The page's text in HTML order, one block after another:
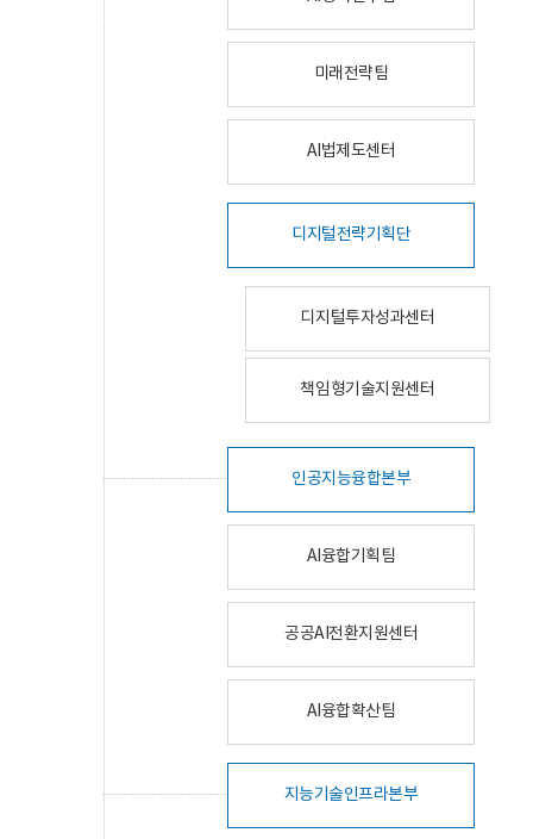
미래전략팀
AI법제도센터
디지털전략기획단
디지털투자성과센터
책임형기술지원센터
인공지능융합본부
AI융합기획팀
공공AI전환지원센터
AI융합확산팀
지능기술인프라본부